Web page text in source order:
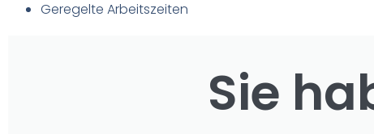
Geregelte Arbeitszeiten
Sie